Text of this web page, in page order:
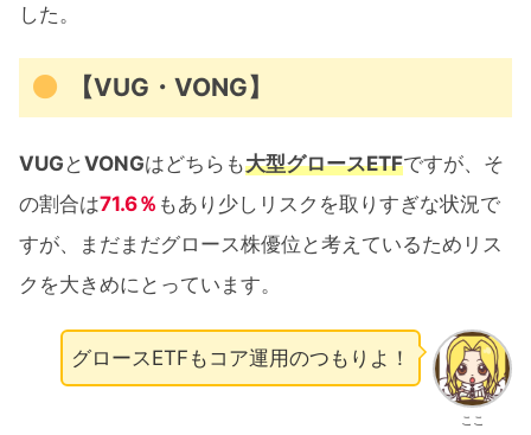
した。
【VUG・VONG】
VUG とVONGはどちらも大型グロースETFですが、そ
の割合は71.6％ もあり少しリスクを取りすぎな状況で
すが、まだまだグロース株優位と考えているためリス
クを大きめにとっています。
ここ
グロースETFもコア運用のつもりよ！